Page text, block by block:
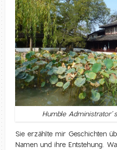
Humble
Sie erzählte mir Geschichten
Namen und ihre Entstehung.